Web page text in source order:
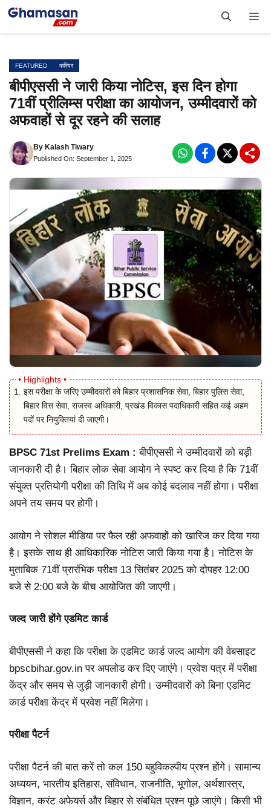
Skip
FEATURED करियर
बीपीएससी ने जारी किया नोटिस, इस दिन होगा
71वीं प्रीलिम्स परीक्षा का आयोजन, उम्मीदवारों को
अफवाहों से दूर रहने की सलाह
By Kalash Tiwary
Published On: September 1, 2025
इस परीक्षा के जरिए उम्मीदवारों को बिहार प्रशासनिक सेवा, बिहार पुलिस सेवा,
बिहार वित्त सेवा, राजस्व अधिकारी, प्रखंड विकास पदाधिकारी सहित कई अहम
पदों पर नियुक्तियां दी जाएगी।
BPSC 71st Prelims Exam :बीपीएससी ने उम्मीदवारों को बड़ी
जानकारी दी है। बिहार लोक सेवा आयोग ने स्पष्ट कर दिया है कि 71वीं
संयुक्त प्रतियोगी परीक्षा की तिथि में अब कोई बदलाव नहीं होगा। परीक्षा
अपने तय समय पर होगी।
आयोग ने सोशल मीडिया पर फैल रही अफवाहों को खारिज कर दिया गया
है। इसके साथ ही आधिकारिक नोटिस जारी किया गया है। नोटिस के
मुताबिक 71वीं प्रारंभिक परीक्षा 13 सितंबर 2025 को दोपहर 12:00
बजे से 2:00 बजे के बीच आयोजित की जाएगी।
जल्द जारी होंगे एडमिट कार्ड
बीपीएससी ने कहा कि परीक्षा के एडमिट कार्ड जल्द आयोग की वेबसाइट
bpscbihar.gov.in पर अपलोड कर दिए जाएंगे। प्रवेश पत्र में परीक्षा
केंद्र और समय से जुड़ी जानकारी होगी। उम्मीदवारों को बिना एडमिट
कार्ड परीक्षा केंद्र में प्रवेश नहीं मिलेगा।
परीक्षा पैटर्न
परीक्षा पैटर्न की बात करें तो कल 150 बहुविकल्पीय प्रश्न होंगे। सामान्य
अध्ययन, भारतीय इतिहास, संविधान, राजनीति, भूगोल, अर्थशास्त्र,
विज्ञान, करंट अफेयर्स और बिहार से संबंधित प्रश्न पूछे जाएंगे। किसी भी